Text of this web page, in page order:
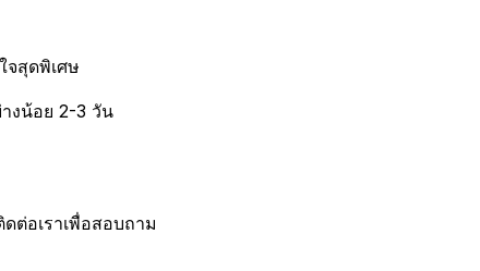
สุดพิเศษ
งน้อย 2-3 วัน
ต่อเราเพื่อสอบถาม